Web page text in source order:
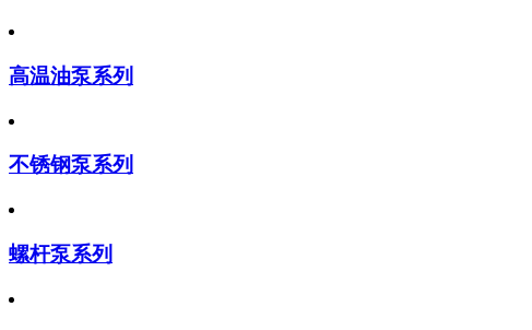
高温油泵系列
不锈钢泵系列
螺杆泵系列